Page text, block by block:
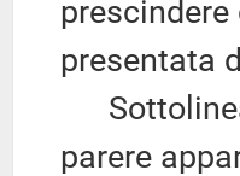
presentata
parere